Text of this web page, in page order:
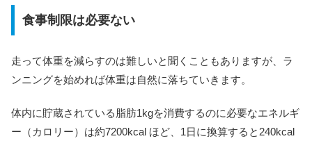
食事制限は必要ない
走って体重を減らすのは難しいと聞くこともありますが、ラ
ンニングを始めれば体重は自然に落ちていきます。
体内に貯蔵されている脂肪1kgを消費するのに必要なエネルギ
ー（カロリー）は約7200kcal ほど、1日に換算すると240kcal